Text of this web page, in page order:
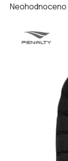
Průměrné
produktu
Neohodnoceno